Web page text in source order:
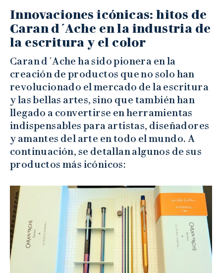
Innovaciones icónicas: hitos de
Caran d´Ache en la industria de
la escritura y el color
Caran d´Ache ha sido pionera en la
creación de productos que no solo han
revolucionado el mercado de la escritura
y las bellas artes, sino que también han
llegado a convertirse en herramientas
indispensables para artistas, diseñadores
y amantes del arte en todo el mundo. A
continuación, se detallan algunos de sus
productos más icónicos: